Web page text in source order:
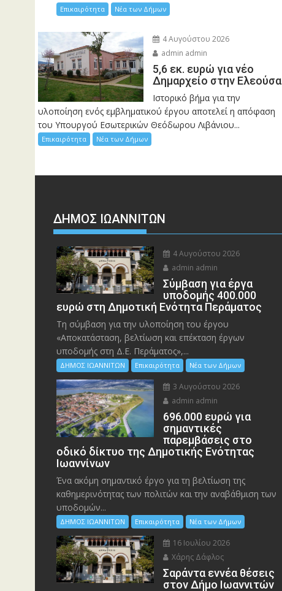
Επικαιρότητα Νέα των Δήμων
4 Αυγούστου 2026
admin admin
5,6 εκ. ευρώ για νέο
Δημαρχείο στην Ελεούσα
Ιστορικό βήμα για την
υλοποίηση ενός εμβληματικού έργου αποτελεί η απόφαση
του Υπουργού Εσωτερικών Θεόδωρου Λιβάνιου...
Επικαιρότητα Νέα των Δήμων
ΔΗΜΟΣ ΙΩΑΝΝΙΤΩΝ
4 Αυγούστου 2026
admin admin
Σύμβαση για έργα
υποδομής 400.000
ευρώ στη Δημοτική Ενότητα Περάματος
Τη σύμβαση για την υλοποίηση του έργου
«Αποκατάσταση, βελτίωση και επέκταση έργων
υποδομής στη Δ.Ε. Περάματος»,...
ΔΗΜΟΣ ΙΩΑΝΝΙΤΩΝ Επικαιρότητα Νέα των Δήμων
3 Αυγούστου 2026
admin admin
696.000 ευρώ για
σημαντικές
παρεμβάσεις στο
οδικό δίκτυο της Δημοτικής Ενότητας
Ιωαννίνων
Ένα ακόμη σημαντικό έργο για τη βελτίωση της
καθημερινότητας των πολιτών και την αναβάθμιση των
υποδομών...
ΔΗΜΟΣ ΙΩΑΝΝΙΤΩΝ Επικαιρότητα Νέα των Δήμων
16 Ιουλίου 2026
Χάρης Δάφλος
Σαράντα εννέα θέσεις
στον Δήμο Ιωαννιτών